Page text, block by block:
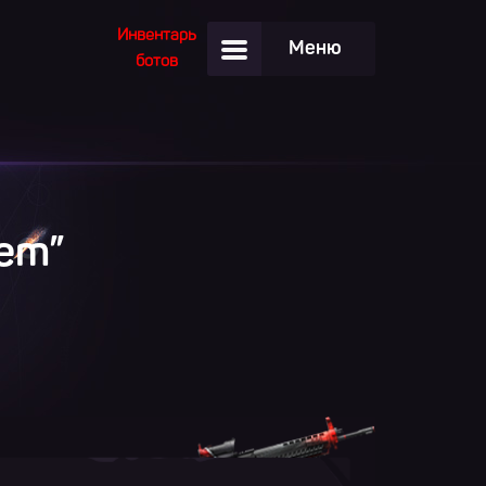
Меню
Инвентарь
ботов